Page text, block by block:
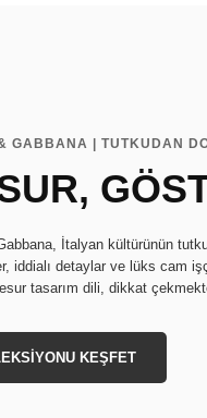
GABBANA | TUTKUDAN
İtalyan kültürünün
iddialı detaylar ve lüks cam
tasarım dili, dikkat
KEŞFET